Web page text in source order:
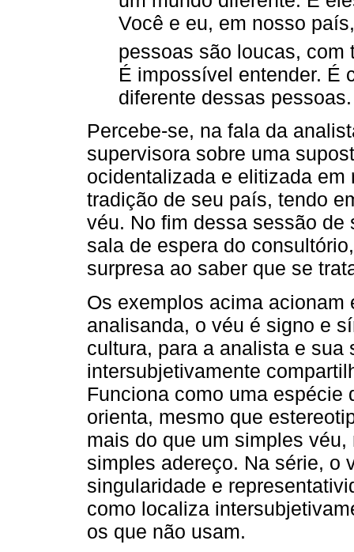
Você e eu, em nosso
pessoas são loucas,
É impossível entender. É
diferente dessas pessoas.
Percebe-se, na fala da
supervisora sobre uma
ocidentalizada e elitizada
tradição de seu país, tendo
véu. No fim dessa sessão
sala de espera do
surpresa ao saber que se
Os exemplos acima
analisanda, o véu é signo e
cultura, para a analista e
intersubjetivamente
Funciona como uma espécie
orienta, mesmo que
mais do que um simples
simples adereço. Na série, o
singularidade e
como localiza
os que não usam.